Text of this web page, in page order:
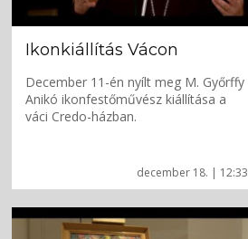
december 18. | 12:33
Ikonkiállítás Vácon
December 11-én nyílt meg M. Győrffy
Anikó ikonfestőművész kiállítása a
váci Credo-házban.